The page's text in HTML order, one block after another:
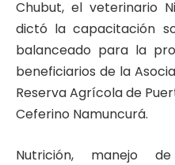
Chubut, el veterinario
dictó la capacitación
balanceado para la
beneficiarios de la
Reserva Agrícola de
Ceferino Namuncurá.
Nutrición, manejo